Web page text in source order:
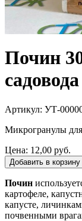
Почин
садовода
Артикул: УТ-
Микрогранулы
Цена: 12,00 руб.
Добавить в корзину
Почин
картофеле,
капусте,
почвенными